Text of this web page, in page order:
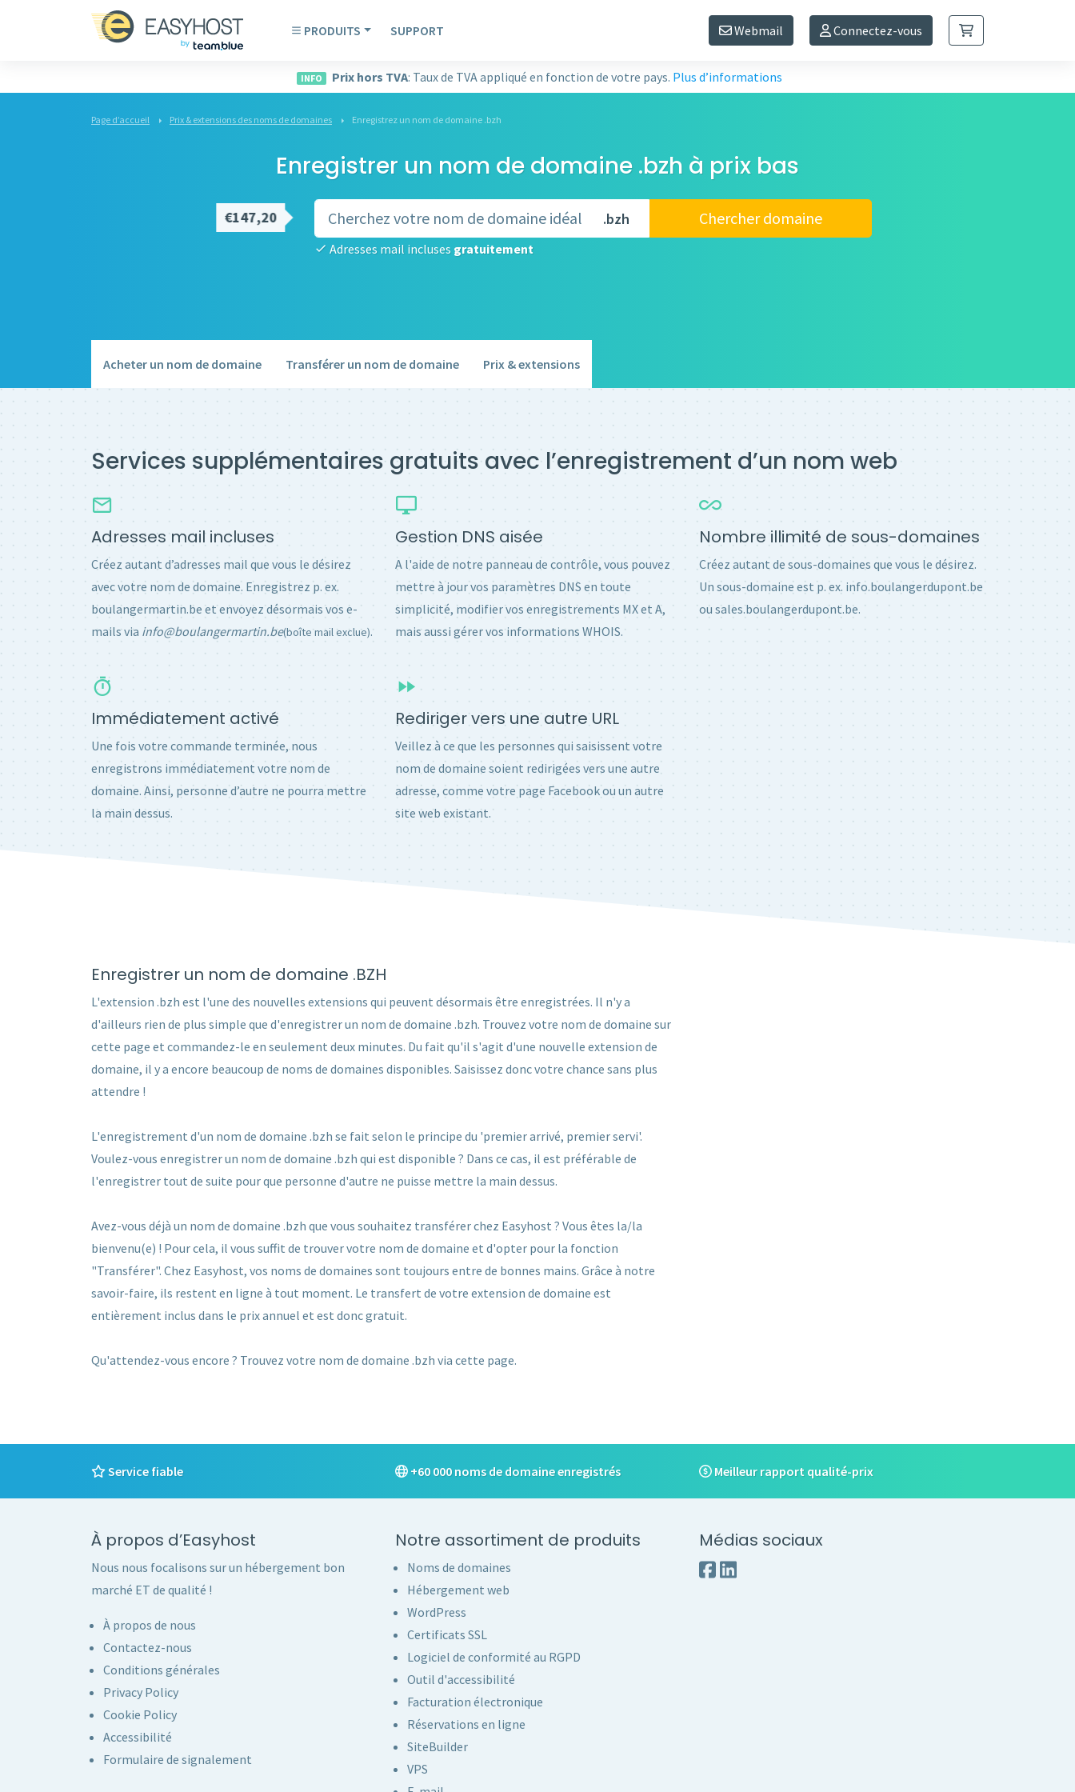
PRODUITS SUPPORT Webmail Connectez-vous
INFO Prix hors TVA: Taux de TVA appliqué en fonction de votre pays. Plus d’informations
Page d’accueil Prix & extensions des noms de domaines Enregistrez un nom de domaine .bzh
Enregistrer un nom de domaine .bzh à prix bas
€147,20 .bzh
Adresses mail incluses gratuitement
Chercher domaine
Acheter un nom de domaine Transférer un nom de domaine Prix & extensions
Services supplémentaires gratuits avec l’enregistrement d’un nom web
Adresses mail incluses
Créez autant d’adresses mail que vous le désirez
avec votre nom de domaine. Enregistrez p. ex.
boulangermartin.be et envoyez désormais vos e-
mails via info@boulangermartin.be(boîte mail exclue).
Gestion DNS aisée
A l'aide de notre panneau de contrôle, vous pouvez
mettre à jour vos paramètres DNS en toute
simplicité, modifier vos enregistrements MX et A,
mais aussi gérer vos informations WHOIS.
Nombre illimité de sous-domaines
Créez autant de sous-domaines que vous le désirez.
Un sous-domaine est p. ex. info.boulangerdupont.be
ou sales.boulangerdupont.be.
Immédiatement activé
Une fois votre commande terminée, nous
enregistrons immédiatement votre nom de
domaine. Ainsi, personne d’autre ne pourra mettre
la main dessus.
Rediriger vers une autre URL
Veillez à ce que les personnes qui saisissent votre
nom de domaine soient redirigées vers une autre
adresse, comme votre page Facebook ou un autre
site web existant.
Enregistrer un nom de domaine .BZH
L'extension .bzh est l'une des nouvelles extensions qui peuvent désormais être enregistrées. Il n'y a
d'ailleurs rien de plus simple que d'enregistrer un nom de domaine .bzh. Trouvez votre nom de domaine sur
cette page et commandez-le en seulement deux minutes. Du fait qu'il s'agit d'une nouvelle extension de
domaine, il y a encore beaucoup de noms de domaines disponibles. Saisissez donc votre chance sans plus
attendre !
L'enregistrement d'un nom de domaine .bzh se fait selon le principe du 'premier arrivé, premier servi'.
Voulez-vous enregistrer un nom de domaine .bzh qui est disponible ? Dans ce cas, il est préférable de
l'enregistrer tout de suite pour que personne d'autre ne puisse mettre la main dessus.
Avez-vous déjà un nom de domaine .bzh que vous souhaitez transférer chez Easyhost ? Vous êtes la/la
bienvenu(e) ! Pour cela, il vous suffit de trouver votre nom de domaine et d'opter pour la fonction
"Transférer". Chez Easyhost, vos noms de domaines sont toujours entre de bonnes mains. Grâce à notre
savoir-faire, ils restent en ligne à tout moment. Le transfert de votre extension de domaine est
entièrement inclus dans le prix annuel et est donc gratuit.
Qu'attendez-vous encore ? Trouvez votre nom de domaine .bzh via cette page.
Service fiable +60 000 noms de domaine enregistrés Meilleur rapport qualité-prix
À propos d’Easyhost
Nous nous focalisons sur un hébergement bon
marché ET de qualité !
À propos de nous
Contactez-nous
Conditions générales
Privacy Policy
Cookie Policy
Accessibilité
Formulaire de signalement
Notre assortiment de produits
Noms de domaines
Hébergement web
WordPress
Certificats SSL
Logiciel de conformité au RGPD
Outil d'accessibilité
Facturation électronique
Réservations en ligne
SiteBuilder
VPS
Médias sociaux